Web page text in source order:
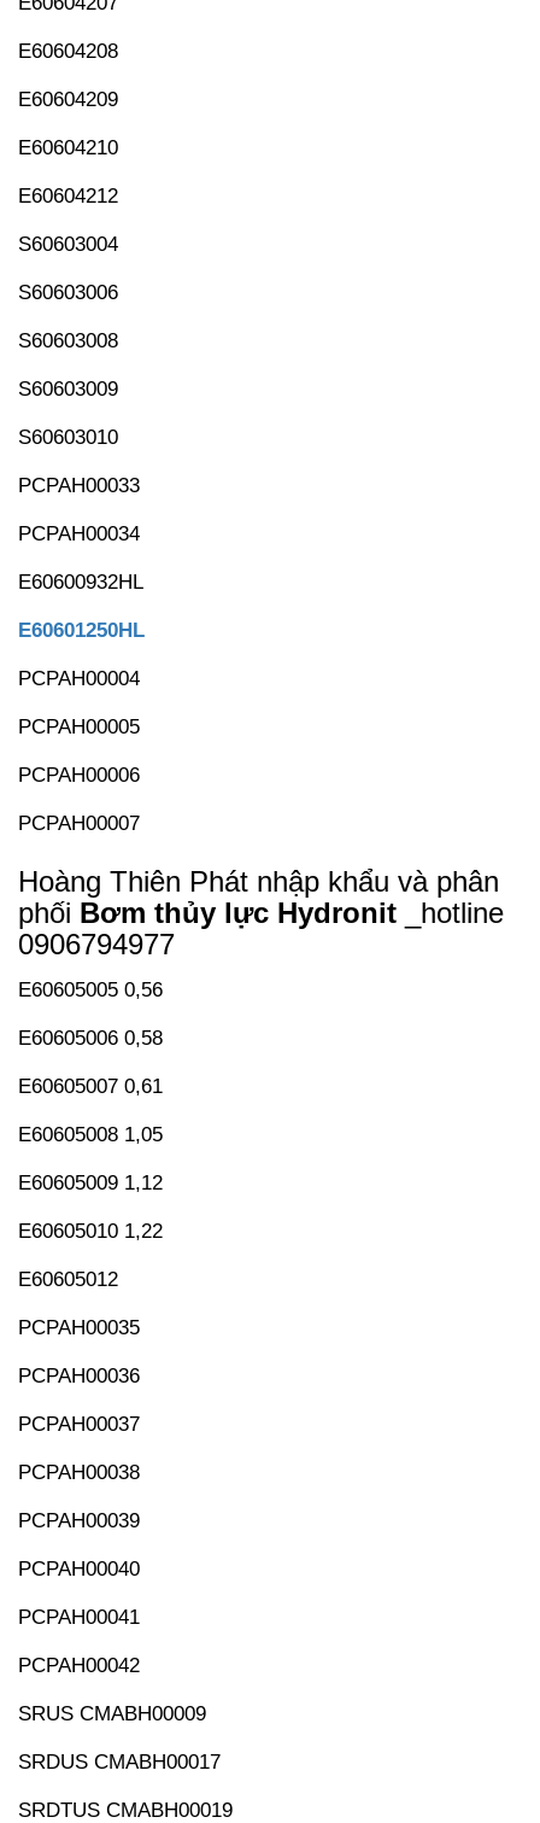
E60604208
E60604209
E60604210
E60604212
S60603004
S60603006
S60603008
S60603009
S60603010
PCPAH00033
PCPAH00034
E60600932HL
E60601250HL
PCPAH00004
PCPAH00005
PCPAH00006
PCPAH00007
Hoàng Thiên Phát nhập khẩu và phân
phối Bơm thủy lực Hydronit _hotline
0906794977
E60605005 0,56
E60605006 0,58
E60605007 0,61
E60605008 1,05
E60605009 1,12
E60605010 1,22
E60605012
PCPAH00035
PCPAH00036
PCPAH00037
PCPAH00038
PCPAH00039
PCPAH00040
PCPAH00041
PCPAH00042
SRUS CMABH00009
SRDUS CMABH00017
SRDTUS CMABH00019